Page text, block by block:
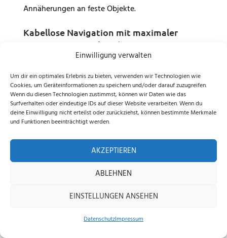
Einwilligung verwalten
Um dir ein optimales Erlebnis zu bieten, verwenden wir Technologien wie
Cookies, um Geräteinformationen zu speichern und/oder darauf zuzugreifen.
Wenn du diesen Technologien zustimmst, können wir Daten wie das
Surfverhalten oder eindeutige IDs auf dieser Website verarbeiten. Wenn du
deine Einwilligung nicht erteilst oder zurückziehst, können bestimmte Merkmale
und Funktionen beeinträchtigt werden.
AKZEPTIEREN
ABLEHNEN
EINSTELLUNGEN ANSEHEN
DatenschutzImpressum
Annäherungen an feste Objekte.
Kabellose Navigation mit maximaler
Positionsgenauigkeit (EFLS™ N-RTK-
Positionierung)
Der Navimow X430E arbeitet vollständig ohne
Begrenzungsdraht und ohne feste Antenne. Die
präzise Navigation basiert auf derEFLS™ N-RTK-
Positionierung: Netzwerk-RTK + 360°Vision + VIO.
Kombination mit360°-Kamera-VSLAMund
VIO-Systemenwird eine
zentimetergenaue Positionsbestimmung erreicht.
Selbst bei schwachem Satellitensignal – etwa
Gebäuden – bleibt die Navigation stabil und